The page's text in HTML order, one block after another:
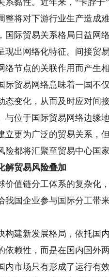
系黏性。近年来，“卡脖
整将对下游行业生产造成
际贸易关系格局日益网络
现出网络化特征。间接贸
络节点的关联作用而产生
际贸易网络意味着一国不
态变化，从而及时应对间
与位于国际贸易网络边缘
立更为广泛的贸易关系，
险都将汇聚至贸易中心国
贸易风险叠加
值链分工体系的复杂化，
我国企业参与国际分工带
建新发展格局，依托国内
依赖性，而是在国内国外
内市场只有形成了运行有